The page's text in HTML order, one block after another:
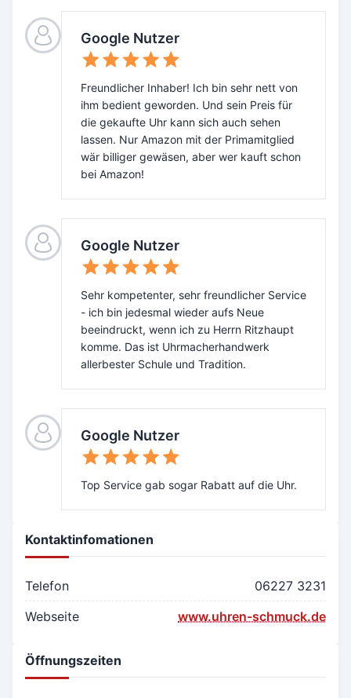
Google Nutzer
Freundlicher Inhaber! Ich bin sehr nett von
ihm bedient geworden. Und sein Preis für
die gekaufte Uhr kann sich auch sehen
lassen. Nur Amazon mit der Primamitglied
wär billiger gewäsen, aber wer kauft schon
bei Amazon!
Google Nutzer
Sehr kompetenter, sehr freundlicher Service
- ich bin jedesmal wieder aufs Neue
beeindruckt, wenn ich zu Herrn Ritzhaupt
komme. Das ist Uhrmacherhandwerk
allerbester Schule und Tradition.
Google Nutzer
Top Service gab sogar Rabatt auf die Uhr.
Kontaktinfomationen
Telefon
06227 3231
Webseite
www.uhren-schmuck.de
Öffnungszeiten